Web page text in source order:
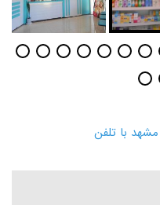
با تلفن